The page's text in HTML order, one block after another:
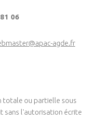
06
agde.fr
totale ou partielle sous
sans l'autorisation écrite